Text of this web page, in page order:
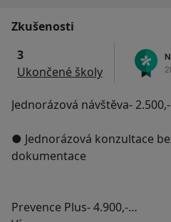
Zkušenosti
3
Ukončené školy
Jednorázová návštěva- 2.500,-
● Jednorázová konzultace bez zápisu do
dokumentace
Prevence Plus- 4.900,-